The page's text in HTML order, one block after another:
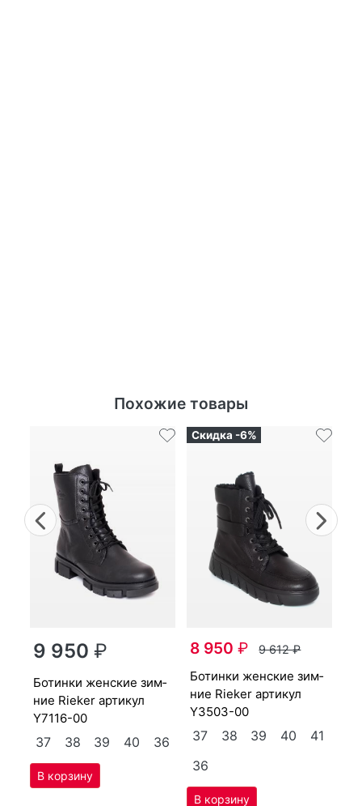
Похожие товары
Previous
9 950₽
бо­тин­ки женс­кие зим­
ние Ri­eker артикул
Y7116-00
37 38 39 40 36
Скидка -6%
8 950₽ 9 612₽
бо­тин­ки женс­кие зим­
ние Ri­eker артикул
Y3503-00
37 38 39 40
41
36